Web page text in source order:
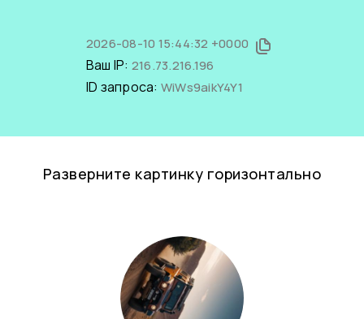
2026-08-10 15:44:32 +0000
Ваш IP: 216.73.216.196
ID запроса: WiWs9aikY4Y1
Разверните картинку горизонтально